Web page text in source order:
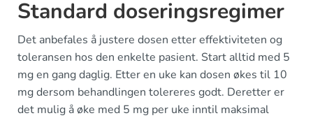
Standard doseringsregimer
Det anbefales å justere dosen etter effektiviteten og
toleransen hos den enkelte pasient. Start alltid med 5
mg en gang daglig. Etter en uke kan dosen økes til 10
mg dersom behandlingen tolereres godt. Deretter er
det mulig å øke med 5 mg per uke inntil maksimal